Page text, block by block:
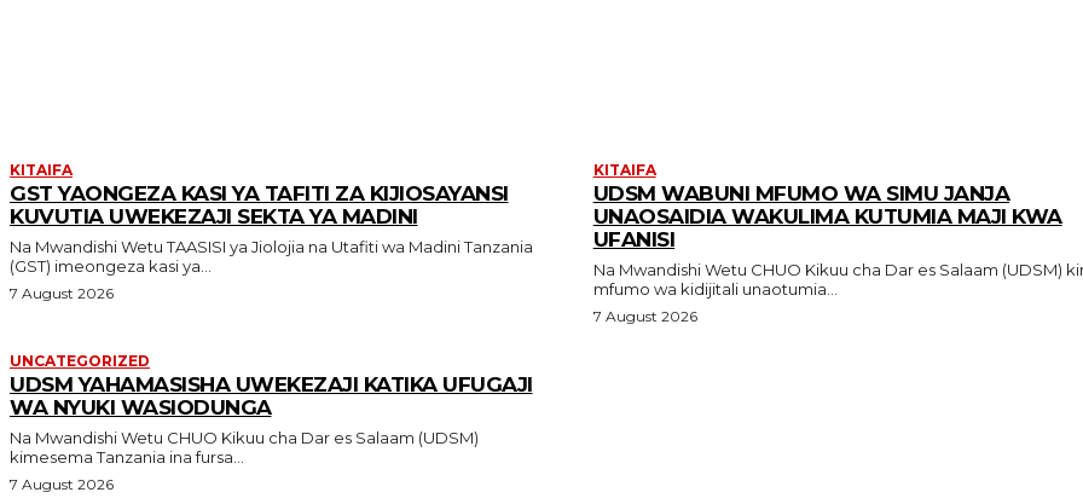
KITAIFA
GST YAONGEZA KASI YA TAFITI ZA KIJIOSAYANSI
KUVUTIA UWEKEZAJI SEKTA YA MADINI
Na Mwandishi Wetu TAASISI ya Jiolojia na Utafiti wa Madini Tanzania
(GST) imeongeza kasi ya...
7 August 2026
KITAIFA
UDSM WABUNI MFUMO WA SIMU JANJA
UNAOSAIDIA WAKULIMA KUTUMIA MAJI KWA
UFANISI
Na Mwandishi Wetu CHUO Kikuu cha Dar es Salaam (UDSM) kimebuni
mfumo wa kidijitali unaotumia...
7 August 2026
UNCATEGORIZED
UDSM YAHAMASISHA UWEKEZAJI KATIKA UFUGAJI
WA NYUKI WASIODUNGA
Na Mwandishi Wetu CHUO Kikuu cha Dar es Salaam (UDSM)
kimesema Tanzania ina fursa...
7 August 2026